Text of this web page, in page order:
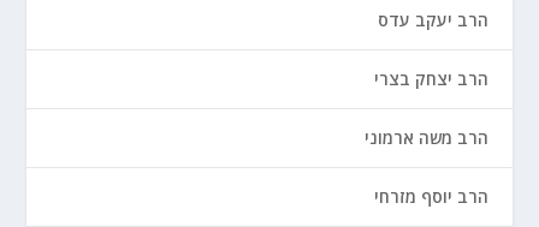
הרב יעקב עדס
הרב יצחק בצרי
הרב משה ארמוני
הרב יוסף מזרחי